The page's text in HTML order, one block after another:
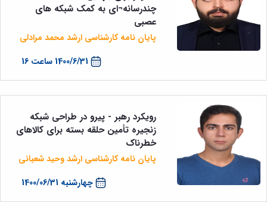
1400/6/31 ساعت 16
چندرسانه¬ای به کمک شبکه های
عصبی
پایان نامه کارشناسی ارشد محمد مرادلی
چهارشنبه 1400/06/31
رویکرد رهبر - پیرو در طراحی شبکه
زنجیره تأمین حلقه ‌بسته برای کالاهای
خطرناک
پایان نامه کارشناسی ارشد وحید شعبانی